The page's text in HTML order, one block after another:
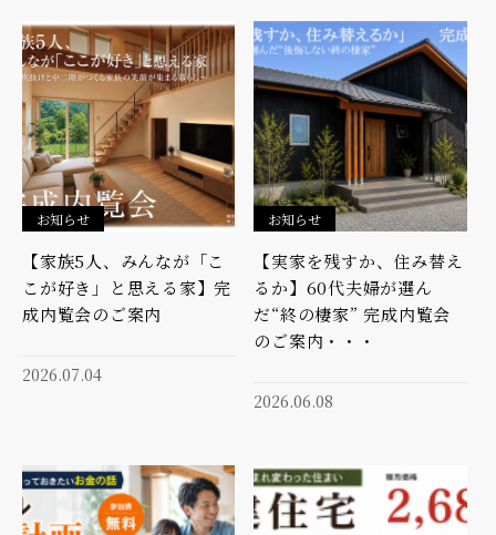
お知らせ
【家族5人、みんなが「こ
こが好き」と思える家】完
成内覧会のご案内
2026.07.04
お知らせ
【実家を残すか、住み替え
るか】60代夫婦が選ん
だ“終の棲家” 完成内覧会
のご案内・・・
2026.06.08